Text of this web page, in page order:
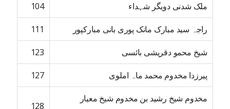
ملک شدنی دویگر شہداء 104
راجہ سید مبارک مانک پوری بانی مبارکپور 111
شیخ محمو دقریشی بائسی 123
پیرزدا مخدوم محمد ماہ املوی 127
مخدوم شیخ رشید بن مخدوم شیخ معیار
128